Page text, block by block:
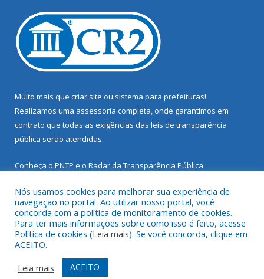
Muito mais que criar site ou sistema para prefeituras!
Realizamos uma assessoria completa, onde garantimos em
contrato que todas as exigências das leis de transparência
pública serão atendidas.
Conheça o PNTP e o Radar da Transparência Pública
Todos os direitos reservados a Prefeitura Municipal de Santarém
Novo.
Mapa do Site
Acessar Área Administrativa
Nós usamos cookies para melhorar sua experiência de
navegação no portal. Ao utilizar nosso portal, você
concorda com a política de monitoramento de cookies.
Para ter mais informações sobre como isso é feito, acesse
Política de cookies (Leia mais). Se você concorda, clique em
ACEITO.
Leia mais
ACEITO